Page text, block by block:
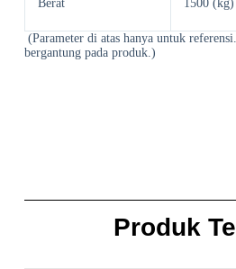
Berat 1500 (kg)
(Parameter di atas hanya untuk
bergantung pada produk.)
Produk